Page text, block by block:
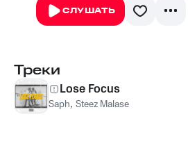
СЛУШАТЬ
Треки
Lose Focus
Saph, Steez Malase